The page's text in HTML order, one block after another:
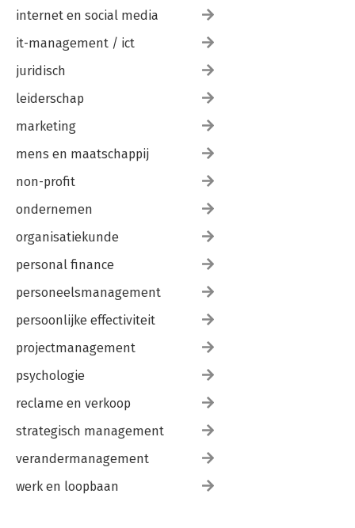
internet en social media
it-management / ict
juridisch
leiderschap
marketing
mens en maatschappij
non-profit
ondernemen
organisatiekunde
personal finance
personeelsmanagement
persoonlijke effectiviteit
projectmanagement
psychologie
reclame en verkoop
strategisch management
verandermanagement
werk en loopbaan